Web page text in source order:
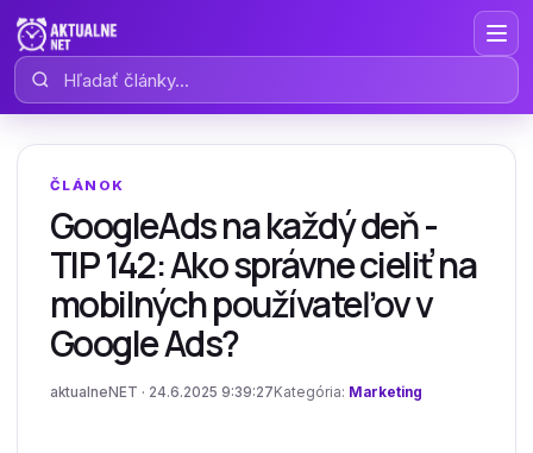
Hľadať články
ČLÁNOK
GoogleAds na každý deň -
TIP 142: Ako správne cieliť na
mobilných používateľov v
Google Ads?
aktualneNET · 24.6.2025 9:39:27 Kategória: Marketing